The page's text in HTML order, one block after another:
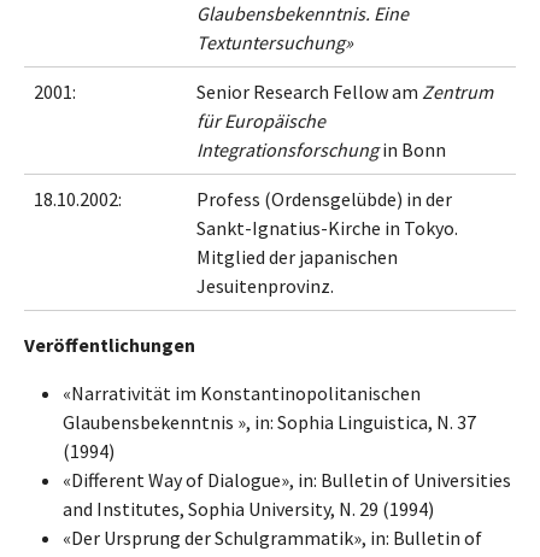
Glaubensbekenntnis. Eine
Textuntersuchung»
2001: Senior Research Fellow am Zentrum
für Europäische
Integrationsforschungin Bonn
18.10.2002:
Profess (Ordensgelübde) in der
Sankt-Ignatius-Kirche in Tokyo.
Mitglied der japanischen
Jesuitenprovinz.
Veröffentlichungen
«Narrativität im Konstantinopolitanischen
Glaubensbekenntnis », in: Sophia Linguistica, N. 37
(1994)
«Different Way of Dialogue», in: Bulletin of Universities
and Institutes, Sophia University, N. 29 (1994)
«Der Ursprung der Schulgrammatik», in: Bulletin of